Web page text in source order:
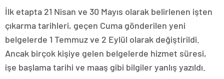
İlk etapta 21 Nisan ve 30 Mayıs olarak belirlenen işten
çıkarma tarihleri, geçen Cuma gönderilen yeni
belgelerde 1 Temmuz ve 2 Eylül olarak değiştirildi.
Ancak birçok kişiye gelen belgelerde hizmet süresi,
işe başlama tarihi ve maaş gibi bilgiler yanlış yazıldı.